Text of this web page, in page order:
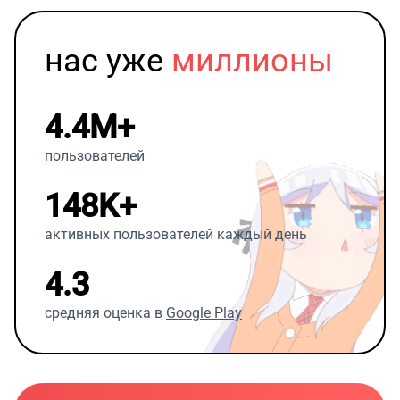
нас уже миллионы
4.4M+
пользователей
148K+
активных пользователей каждый день
4.3
средняя оценка в Google Play